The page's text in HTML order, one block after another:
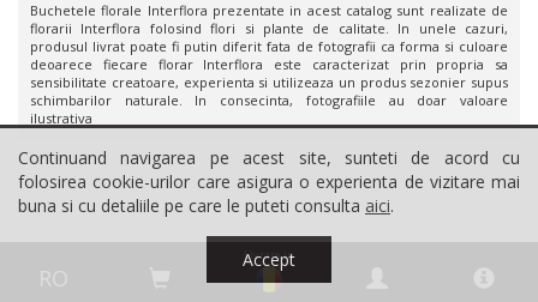
Buchetele florale Interflora prezentate in acest catalog sunt realizate de
florarii Interflora folosind flori si plante de calitate. In unele cazuri,
produsul livrat poate fi putin diferit fata de fotografii ca forma si culoare
deoarece fiecare florar Interflora este caracterizat prin propria sa
sensibilitate creatoare, experienta si utilizeaza un produs sezonier supus
schimbarilor naturale. In consecinta, fotografiile au doar valoare
ilustrativa
Livrare in
Continuand navigarea pe acest site, sunteti de acord cu
folosirea cookie-urilor care asigura o experienta de vizitare mai
buna si cu detaliile pe care le puteti consulta aici.
Accept